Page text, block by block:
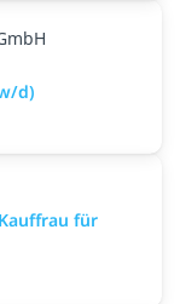
d)
für